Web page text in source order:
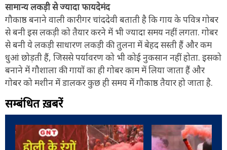
सामान्य लकड़ी से ज्यादा फायदेमंद
गौकाष्ठ बनाने वाली कारीगर चांददेवी बताती है कि गाय के पवित्र गोबर
से बनी इस लकड़ी को तैयार करने में भी ज्यादा समय नहीं लगता. गोबर
से बनी ये लकड़ी साधारण लकड़ी की तुलना में बेहद सस्ती हैं और कम
धुआं छोड़ती हैं, जिससे पर्यावरण को भी कोई नुकसान नहीं होता. इसको
बनाने में गौशाला की गायों का ही गोबर काम में लिया जाता हैं और
गोबर को मशीन में डालकर कुछ ही समय में गौकाष्ठ तैयार हो जाता है.
सम्बंधित ख़बरें